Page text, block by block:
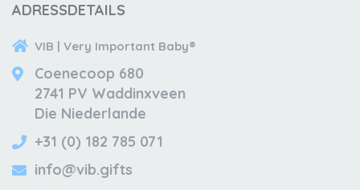
ADRESSDETAILS
VIB | Very Important Baby®
Coenecoop 680
2741 PV Waddinxveen
Die Niederlande
+31 (0) 182 785 071
info@vib.gifts